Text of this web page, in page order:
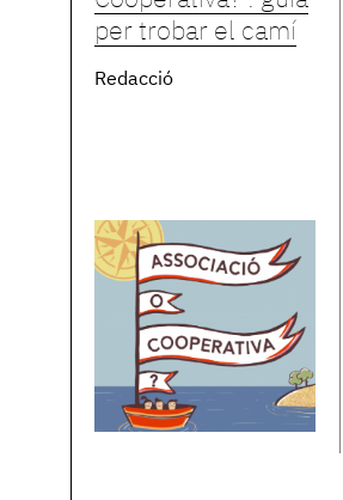
per trobar el camí
Redacció